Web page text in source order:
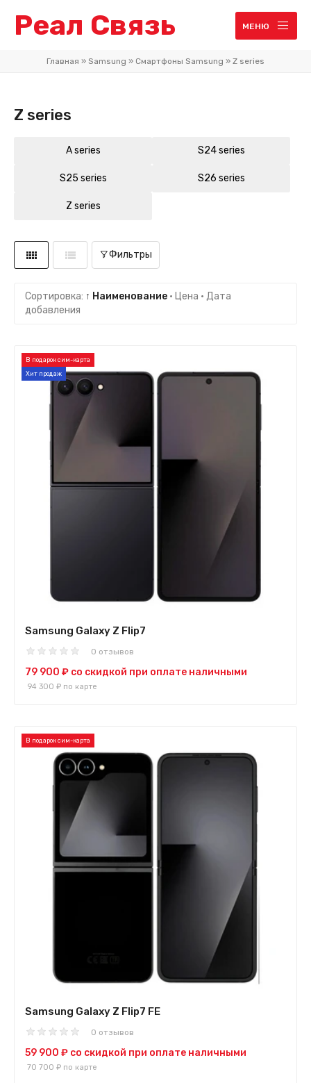
Реал Связь МЕНЮ
Главная » Samsung » Смартфоны Samsung » Z series
Z series
A series S24 series
S25 series S26 series
Z series
Фильтры
Сортировка: ↑ Наименование · Цена · Дата
добавления
В подарок сим-карта
Хит продаж
Samsung Galaxy Z Flip7
0 отзывов
79 900 ₽ со скидкой при оплате наличными
94 300 ₽ по карте
В подарок сим-карта
Samsung Galaxy Z Flip7 FE
0 отзывов
59 900 ₽ со скидкой при оплате наличными
70 700 ₽ по карте